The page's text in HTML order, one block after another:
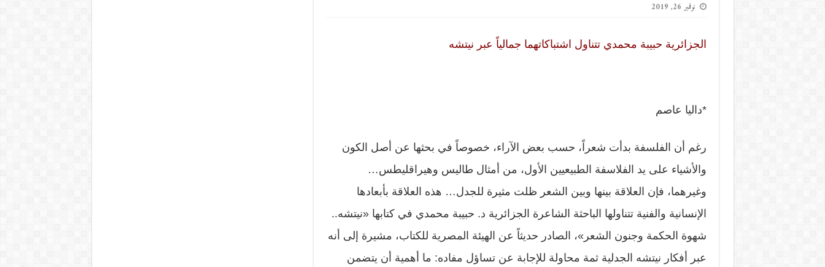
نوفمبر 26, 2019
الجزائرية حبيبة محمدي تتناول اشتباكاتهما جمالياً عبر نيتشه
*داليا عاصم
رغم أن الفلسفة بدأت شعراً، حسب بعض الآراء، خصوصاً في بحثها عن أصل الكون
والأشياء على يد الفلاسفة الطبيعيين الأول، من أمثال طاليس وهيراقليطس…
وغيرهما، فإن العلاقة بينها وبين الشعر ظلت مثيرة للجدل… هذه العلاقة بأبعادها
الإنسانية والفنية تتناولها الباحثة الشاعرة الجزائرية د. حبيبة محمدي في كتابها «نيتشه..
شهوة الحكمة وجنون الشعر»، الصادر حديثاً عن الهيئة المصرية للكتاب، مشيرة إلى أنه
عبر أفكار نيتشه الجدلية ثمة محاولة للإجابة عن تساؤل مفاده: ما أهمية أن يتضمن